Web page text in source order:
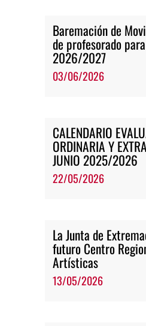
Baremación de
de profesorado
2026/2027
03/06/2026
CALENDARIO
ORDINARIA Y
JUNIO 2025/2026
22/05/2026
La Junta de
futuro Centro
Artísticas
13/05/2026